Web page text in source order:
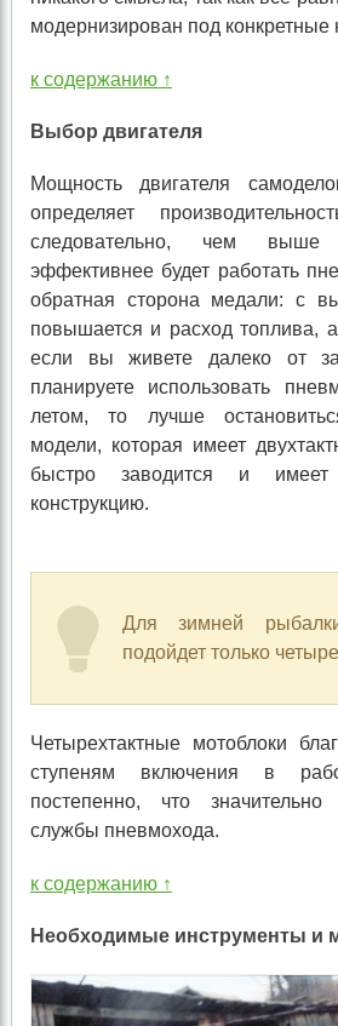
модернизирован под конкретные
к содержанию ↑
Выбор двигателя
Мощность двигателя
определяет
следовательно, чем
эффективнее будет работать
обратная сторона медали: с
повышается и расход топлива,
если вы живете далеко от
планируете использовать
летом, то лучше
модели, которая имеет
быстро заводится и
конструкцию.
Для зимней
подойдет только
Четырехтактные мотоблоки
ступеням включения в
постепенно, что
службы пневмохода.
к содержанию ↑
Необходимые инструменты и